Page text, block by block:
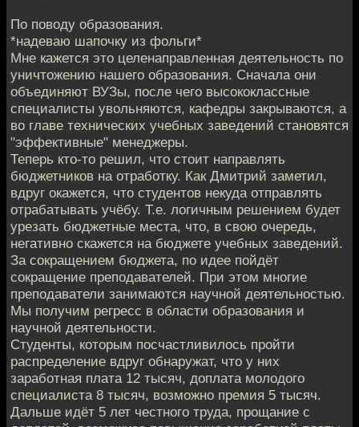
По поводу образования.
*надеваю шапочку из фольги*
Мне кажется это целенаправленная деятельность по
уничтожению нашего образования. Сначала они
объединяют ВУЗы, после чего высококлассные
специалисты увольняются, кафедры закрываются, а
во главе технических учебных заведений становятся
"эффективные" менеджеры.
Теперь кто-то решил, что стоит направлять
бюджетников на отработку. Как Дмитрий заметил,
вдруг окажется, что студентов некуда отправлять
отрабатывать учёбу. Т.е. логичным решением будет
урезать бюджетные места, что, в свою очередь,
негативно скажется на бюджете учебных заведений.
За сокращением бюджета, по идее пойдёт
сокращение преподавателей. При этом многие
преподаватели занимаются научной деятельностью.
Мы получим регресс в области образования и
научной деятельности.
Студенты, которым посчастливилось пройти
распределение вдруг обнаружат, что у них
заработная плата 12 тысяч, доплата молодого
специалиста 8 тысяч, возможно премия 5 тысяч.
Дальше идёт 5 лет честного труда, прощание с